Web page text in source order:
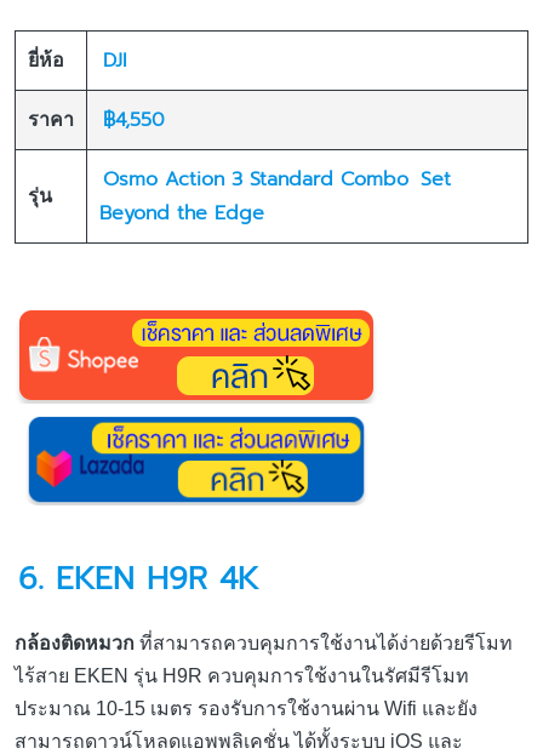
ยี่ห้อ DJI
ราคา ฿4,550
รุ่น
Osmo Action 3 Standard Combo Set
Beyond the Edge
6. EKEN H9R 4K
กล้องติดหมวก ที่สามารถควบคุมการใช้งานได้ง่ายด้วยรีโมท
ไร้สาย EKEN รุ่น H9R ควบคุมการใช้งานในรัศมีรีโมท
ประมาณ 10-15 เมตร รองรับการใช้งานผ่าน Wifi และยัง
สามารถดาวน์โหลดแอพพลิเคชั่น ได้ทั้งระบบ iOS และ